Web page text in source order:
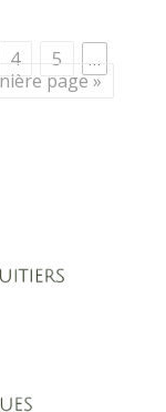
4 5
…
page »